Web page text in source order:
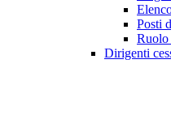
Posti
Ruolo
Dirigenti